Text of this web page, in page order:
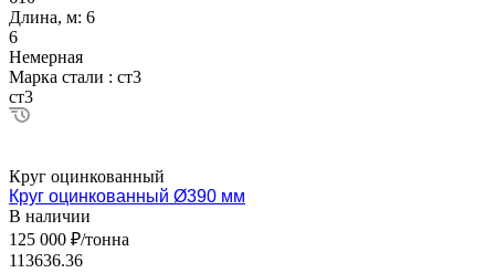
Длина, м: 6
6
Немерная
Марка стали : ст3
ст3
Круг оцинкованный
Круг оцинкованный Ø390 мм
В наличии
125 000 ₽/тонна
113636.36